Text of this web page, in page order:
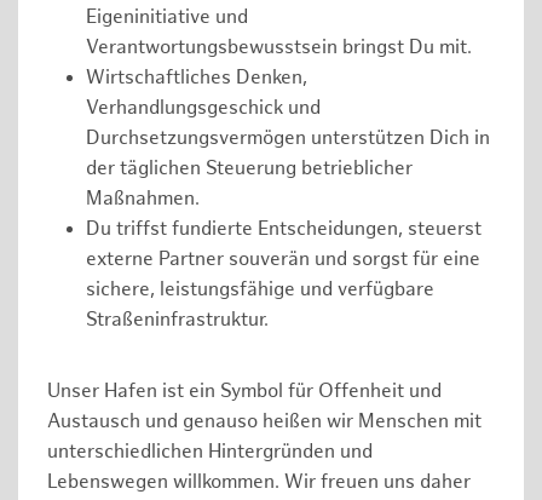
Eigeninitiative und
Verantwortungsbewusstsein bringst Du mit.
Wirtschaftliches Denken,
Verhandlungsgeschick und
Durchsetzungsvermögen unterstützen Dich in
der täglichen Steuerung betrieblicher
Maßnahmen.
Du triffst fundierte Entscheidungen, steuerst
externe Partner souverän und sorgst für eine
sichere, leistungsfähige und verfügbare
Straßeninfrastruktur.
Unser Hafen ist ein Symbol für Offenheit und
Austausch und genauso heißen wir Menschen mit
unterschiedlichen Hintergründen und
Lebenswegen willkommen. Wir freuen uns daher